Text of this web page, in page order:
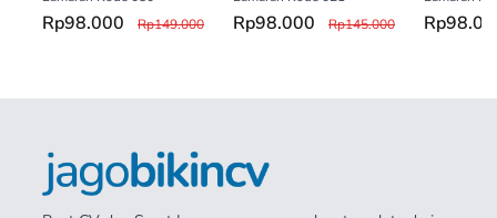
Rp98.000 Rp149.000 Rp98.000 Rp145.000